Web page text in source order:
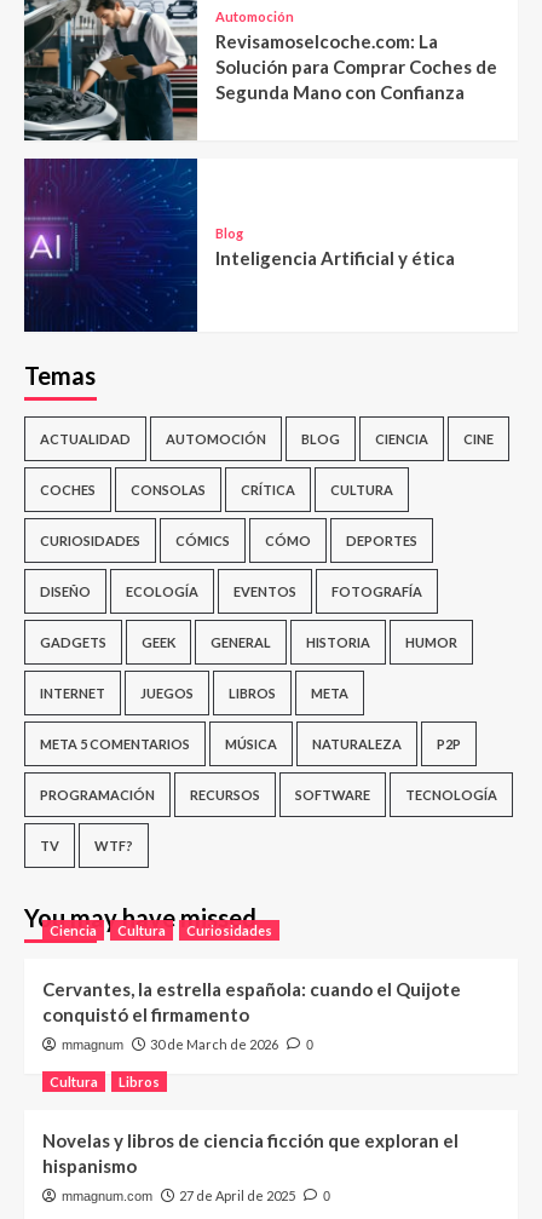
Automoción
Revisamoselcoche.com: La
Solución para Comprar Coches de
Segunda Mano con Confianza
Blog
Inteligencia Artificial y ética
Temas
ACTUALIDAD AUTOMOCIÓN BLOG CIENCIA CINE
COCHES CONSOLAS CRÍTICA CULTURA
CURIOSIDADES CÓMICS CÓMO DEPORTES
DISEÑO ECOLOGÍA EVENTOS FOTOGRAFÍA
GADGETS GEEK GENERAL HISTORIA HUMOR
INTERNET JUEGOS LIBROS META
META 5 COMENTARIOS MÚSICA NATURALEZA P2P
PROGRAMACIÓN RECURSOS SOFTWARE TECNOLOGÍA
TV WTF?
You may have missed
Ciencia Cultura Curiosidades
Cervantes, la estrella española: cuando el Quijote
conquistó el firmamento
mmagnum 30 de March de 2026 0
Cultura Libros
Novelas y libros de ciencia ficción que exploran el
hispanismo
mmagnum.com 27 de April de 2025 0